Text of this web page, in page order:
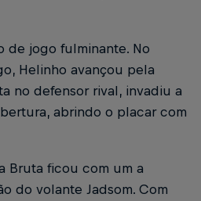
de jogo fulminante. No
Helinho avançou pela
no defensor rival, invadiu a
abrindo o placar com
Bruta ficou com um a
do volante Jadsom. Com